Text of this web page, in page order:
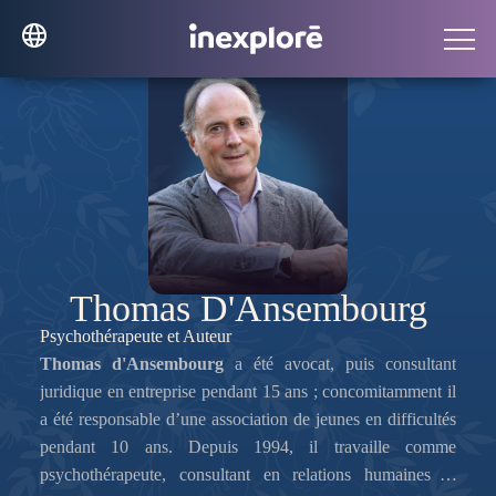
Thomas D'Ansembourg
Psychothérapeute et Auteur
Thomas d'Ansembourg a été avocat, puis consultant
juridique en entreprise pendant 15 ans ; concomitamment il
a été responsable d’une association de jeunes en difficultés
pendant 10 ans. Depuis 1994, il travaille comme
psychothérapeute, consultant en relations humaines et